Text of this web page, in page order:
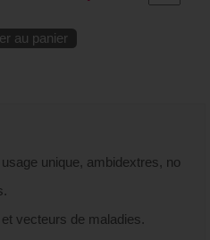
au panier
unique, ambidextres, no
vecteurs de maladies.